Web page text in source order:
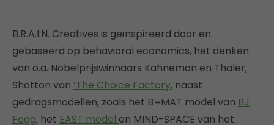
B.R.A.I.N. Creatives is geïnspireerd door en
gebaseerd op behavioral economics, het denken
van o.a. Nobelprijswinnaars Kahneman en Thaler;
Shotton van ‘The Choice Factory, naast
gedragsmodellen, zoals het B=MAT model van BJ
Fogg, het EAST model en MIND-SPACE van het